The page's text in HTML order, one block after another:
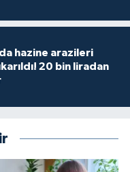
hazine arazileri
20 bin liradan